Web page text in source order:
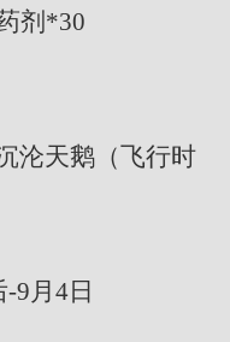
剂*30
沦天鹅（飞行时
9月4日